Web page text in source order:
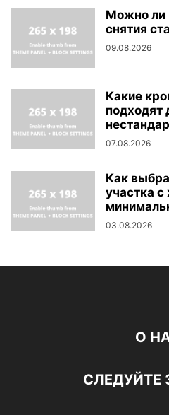
Можно ли
снятия
09.08.2026
Какие
07.08.2026
Как
участка
03.08.2026
О
СЛЕДУЙТЕ